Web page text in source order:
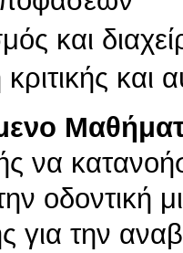
και
και
να
οδοντική
για την